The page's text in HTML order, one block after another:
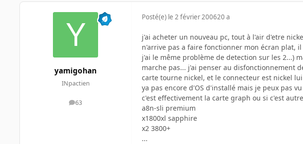
yamigohan
INpactien
63
messages
Posté(e) le 2 février 200620 a
j'ai acheter un nouveau pc, tout à l'air d'etre
n'arrive pas a faire fonctionner mon écran plat,
j'ai le même problème de detection sur les 2...)
marche pas... j'ai penser au disfonctionnement
carte tourne nickel, et le connecteur est nickel
ya pas encore d'OS d'installé mais je peux pas
c'est effectivement la carte graph ou si c'est
a8n-sli premium
x1800xl sapphire
x2 3800+
...